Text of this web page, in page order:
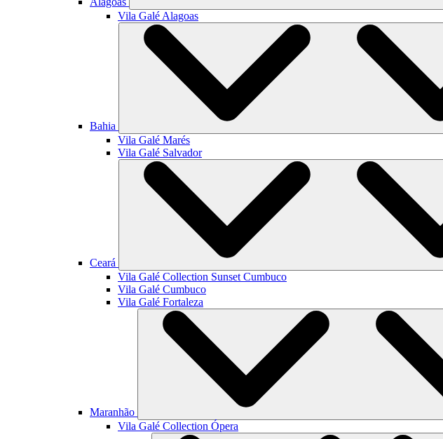
Vila Galé Alagoas
Bahia
Vila Galé Marés
Vila Galé Salvador
Ceará
Vila Galé Collection Sunset Cumbuco
Vila Galé Cumbuco
Vila Galé Fortaleza
Maranhão
Vila Galé Collection Ópera